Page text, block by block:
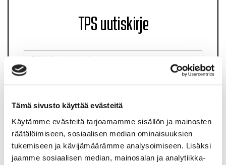
Tämä sivusto käyttää evästeitä
Käytämme evästeitä tarjoamamme sisällön ja mainosten
räätälöimiseen, sosiaalisen median ominaisuuksien
tukemiseen ja kävijämäärämme analysoimiseen. Lisäksi
jaamme sosiaalisen median, mainosalan ja analytiikka-
TPS uutiskirje
henkilötietojeni käsittelyn